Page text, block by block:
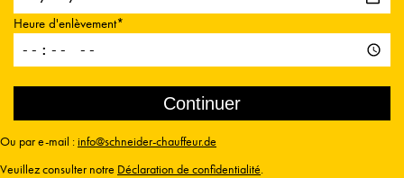
Heure d'enlèvement*
Ou par e-mail :info@schneider-chauffeur.de
Veuillez consulter notre Déclaration de confidentialité.